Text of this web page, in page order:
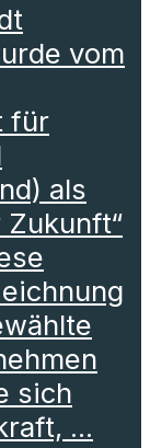
vom
für
als
Zukunft“
sich
...